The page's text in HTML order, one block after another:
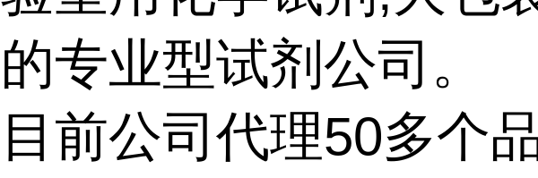
的专业型试剂公司。
目前公司代理50多个